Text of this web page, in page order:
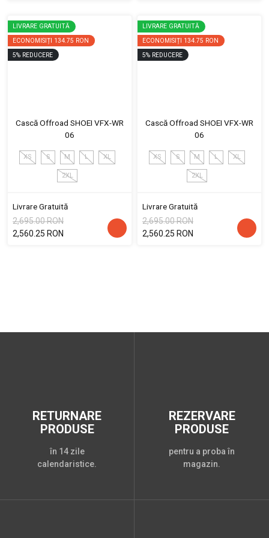
LIVRARE GRATUITĂ
ECONOMISIȚI 134.75 RON
5% REDUCERE
Cască Offroad SHOEI VFX-WR
06
XS S M L XL
2XL
Livrare Gratuită
2,695.00 RON
2,560.25 RON
LIVRARE GRATUITĂ
ECONOMISIȚI 134.75 RON
5% REDUCERE
Cască Offroad SHOEI VFX-WR
06
XS S M L XL
2XL
Livrare Gratuită
2,695.00 RON
2,560.25 RON
RETURNARE
PRODUSE
în 14 zile
calendaristice.
REZERVARE
PRODUSE
pentru a proba în
magazin.